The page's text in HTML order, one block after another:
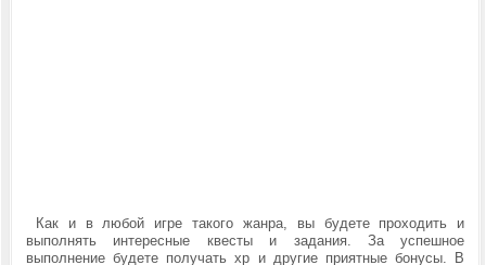
Как и в любой игре такого жанра, вы будете проходить и
выполнять интересные квесты и задания. За успешное
выполнение будете получать хр и другие приятные бонусы. В